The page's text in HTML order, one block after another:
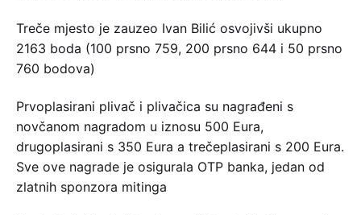
Treče mjesto je zauzeo Ivan Bilić osvojivši ukupno
2163 boda (100 prsno 759, 200 prsno 644 i 50 prsno
760 bodova)
Prvoplasirani plivač i plivačica su nagrađeni s
novčanom nagradom u iznosu 500 Eura,
drugoplasirani s 350 Eura a trečeplasirani s 200 Eura.
Sve ove nagrade je osigurala OTP banka, jedan od
zlatnih sponzora mitinga